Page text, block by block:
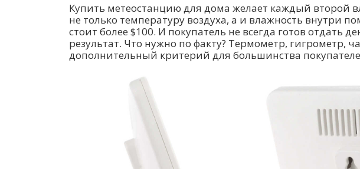
Купить метеостанцию для дома желает каждый второй
не только температуру воздуха, а и влажность внутри
стоит более $100. И покупатель не всегда готов отдать
результат. Что нужно по факту? Термометр, гигрометр,
дополнительный критерий для большинства